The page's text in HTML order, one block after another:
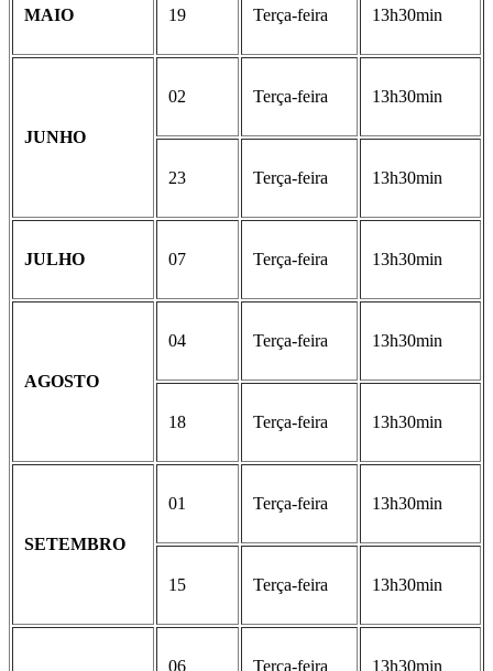
MAIO 19 Terça-feira 13h30min
JUNHO
02 Terça-feira 13h30min
23 Terça-feira 13h30min
JULHO 07 Terça-feira 13h30min
AGOSTO
04 Terça-feira 13h30min
18 Terça-feira 13h30min
SETEMBRO
01 Terça-feira 13h30min
15 Terça-feira 13h30min
06 Terça-feira 13h30min